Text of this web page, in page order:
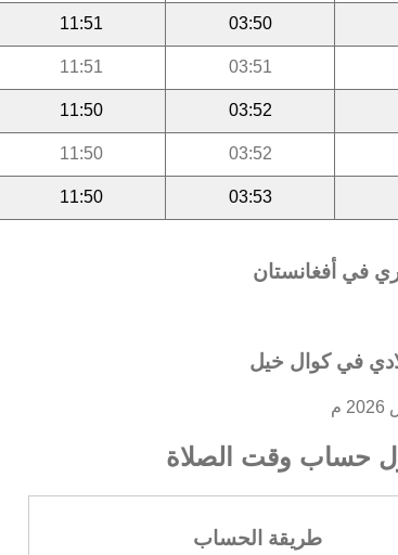
03:50
11:51
03:51
11:51
03:52
11:50
03:52
11:50
03:53
11:50
في أفغانستان
في كوال خيل
حساب وقت الصلاة
طريقة الحساب